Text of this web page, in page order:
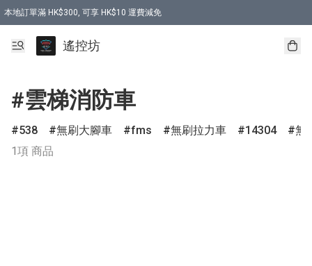
本地訂單滿 HK$300, 可享 HK$10 運費減免
購買 7.6V 6500mah 70C 電池 送 7.6V USB充電器
遙控坊
#雲梯消防車
538 無刷大腳車 fms 無刷拉力車 14304
無
1項 商品